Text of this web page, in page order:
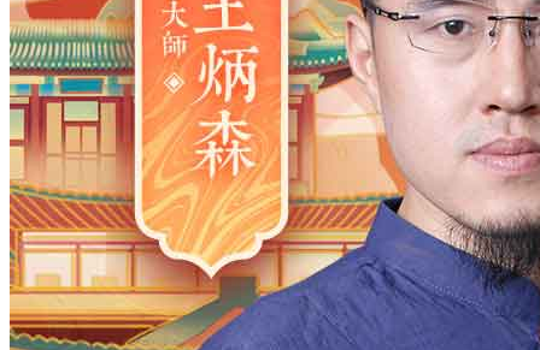
年
2028
2027 2026 2025 2024
2023
2022
2021 2020 2019 2018
2015
2014 2013 2012 2011
2009
2008 2007 2006 2005
2003
2002
2001 2000 1999 1998
1997
1995 1994 1993 1991
1990
1989
1988 1987 1986 1985
1984
1983
1982 1981 1980 1979 1978
1977
1976
1975 1974 1973 1972
1971
1969 1968 1967 1966 1965
1964
1963
1962 1961 1960 1959
1958
1957
1956 1955 1953 1952
1951
1950
1949 1948 1947